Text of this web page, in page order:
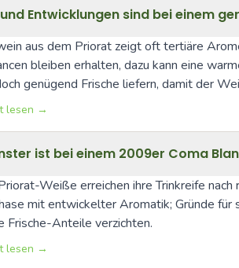
Entwicklungen sind bei einem
aus dem Priorat zeigt oft tertiäre
bleiben erhalten, dazu kann eine
genügend Frische liefern, damit der
lesen →
ist bei einem 2009er Coma
Weiße erreichen ihre Trinkreife
mit entwickelter Aromatik; Gründe für
Frische-Anteile verzichten.
lesen →